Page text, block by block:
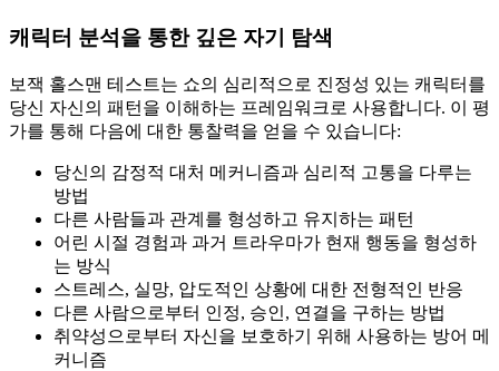
캐릭터 분석을 통한 깊은 자기 탐색
보잭 홀스맨 테스트는 쇼의 심리적으로 진정성 있는 캐릭터를
당신 자신의 패턴을 이해하는 프레임워크로 사용합니다. 이 평
가를 통해 다음에 대한 통찰력을 얻을 수 있습니다:
당신의 감정적 대처 메커니즘과 심리적 고통을 다루는
방법
다른 사람들과 관계를 형성하고 유지하는 패턴
어린 시절 경험과 과거 트라우마가 현재 행동을 형성하
는 방식
스트레스, 실망, 압도적인 상황에 대한 전형적인 반응
다른 사람으로부터 인정, 승인, 연결을 구하는 방법
취약성으로부터 자신을 보호하기 위해 사용하는 방어 메
커니즘